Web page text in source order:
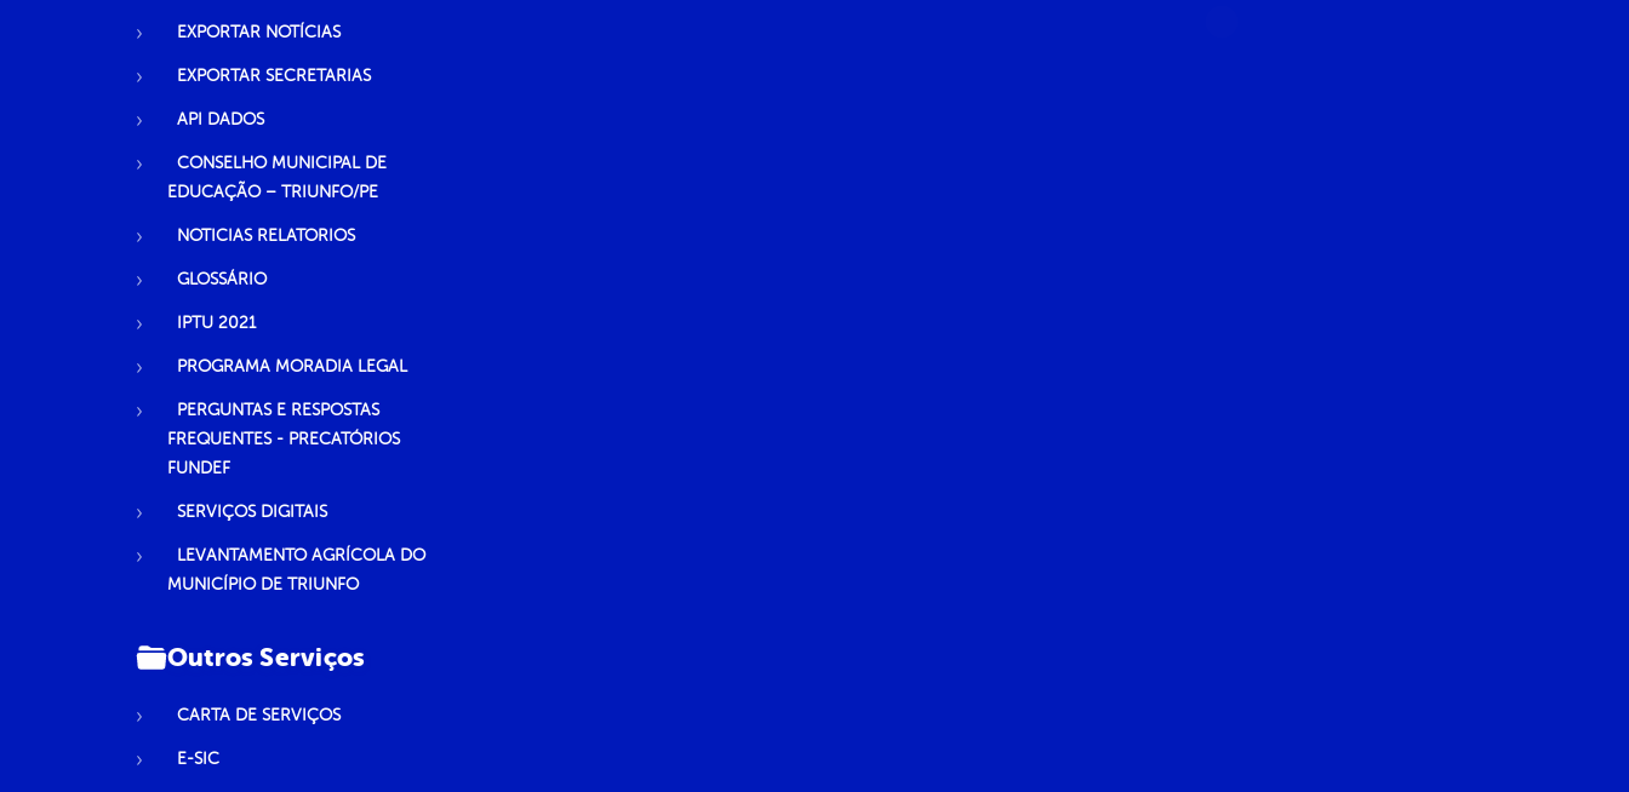
EXPORTAR NOTÍCIAS
EXPORTAR SECRETARIAS
API DADOS
CONSELHO MUNICIPAL DE
EDUCAÇÃO – TRIUNFO/PE
NOTICIAS RELATORIOS
GLOSSÁRIO
IPTU 2021
PROGRAMA MORADIA LEGAL
PERGUNTAS E RESPOSTAS
FREQUENTES - PRECATÓRIOS
FUNDEF
SERVIÇOS DIGITAIS
LEVANTAMENTO AGRÍCOLA DO
MUNICÍPIO DE TRIUNFO
Outros Serviços
CARTA DE SERVIÇOS
E-SIC